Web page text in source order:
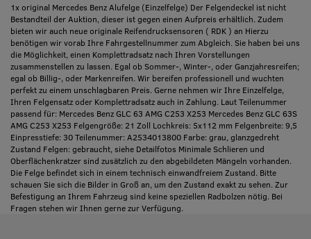
1x original Mercedes Benz Alufelge (Einzelfelge) Der Felgendeckel ist nicht
Bestandteil der Auktion, dieser ist gegen einen Aufpreis erhältlich. Zudem
bieten wir auch neue originale Reifendrucksensoren ( RDK ) an Hierzu
benötigen wir vorab Ihre Fahrgestellnummer zum Abgleich. Sie haben bei uns
die Möglichkeit, einen Komplettradsatz nach Ihren Vorstellungen
zusammenstellen zu lassen. Egal ob Sommer-, Winter-, oder Ganzjahresreifen;
egal ob Billig-, oder Markenreifen. Wir bereifen professionell und wuchten
perfekt zu einem unschlagbaren Preis. Gerne nehmen wir Ihre Einzelfelge,
Ihren Felgensatz oder Komplettradsatz auch in Zahlung. Laut Teilenummer
passend für: Mercedes Benz GLC 63 AMG C253 X253 Mercedes Benz GLC 63S
AMG C253 X253 Felgengröße: 21 Zoll Lochkreis: 5x112 mm Felgenbreite: 9,5
Einpresstiefe: 30 Teilenummer: A2534013800 Farbe: grau, glanzgedreht
Zustand Felgen: gebraucht, siehe Detailfotos Minimale Schlieren und
Oberflächenkratzer sind zusätzlich zu den abgebildeten Mängeln vorhanden.
Die Felge befindet sich in einem technisch einwandfreiem Zustand. Bitte
schauen Sie sich die Bilder in Groß an, um den Zustand exakt zu sehen. Zur
Befestigung an Ihrem Fahrzeug sind keine speziellen Radbolzen nötig. Bei
Fragen stehen wir Ihnen gerne zur Verfügung.